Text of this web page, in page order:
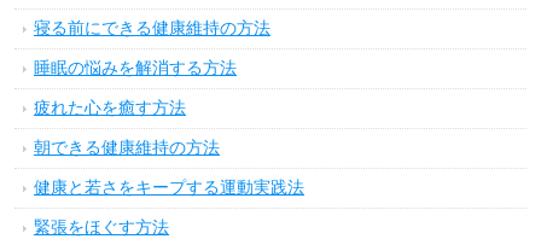
寝る前にできる健康維持の方法
睡眠の悩みを解消する方法
疲れた心を癒す方法
朝できる健康維持の方法
健康と若さをキープする運動実践法
緊張をほぐす方法